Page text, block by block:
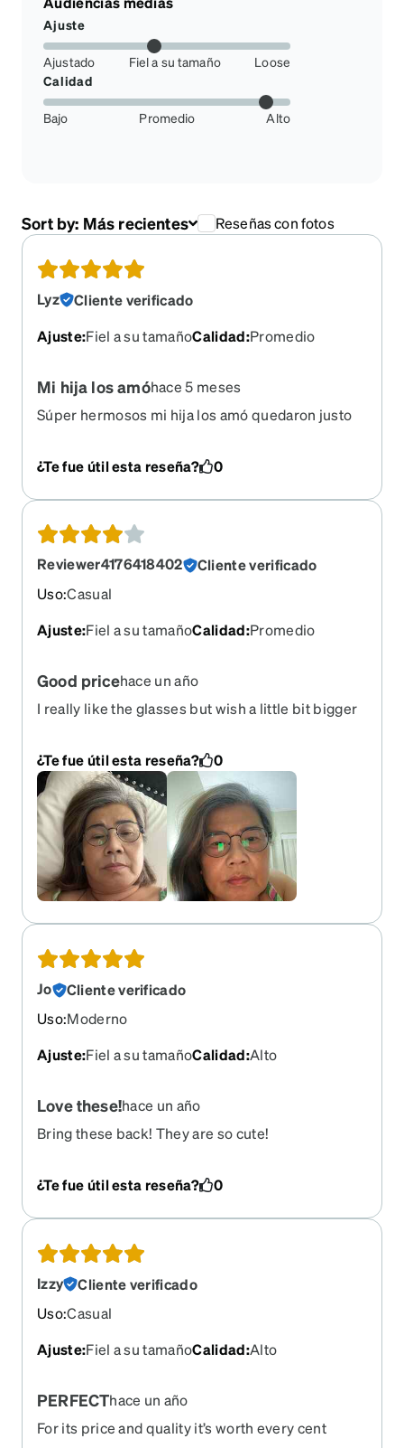
Ajuste
Ajustado Fiel a su tamaño
Loose
Calidad
Bajo Promedio Alto
Sort by: Más recientes Reseñas con fotos
Lyz
Cliente verificado
Ajuste:Fiel a su tamañoCalidad:Promedio
Mi hija los amóhace 5 meses
Súper hermosos mi hija los amó quedaron justo
¿Te fue útil esta reseña?
0
Reviewer4176418402
Cliente verificado
Uso:Casual
Ajuste:Fiel a su tamañoCalidad:Promedio
Good pricehace un año
I really like the glasses but wish a little bit bigger
and more affordable. Easy to order and shipping
fast.
¿Te fue útil esta reseña? 0
Jo
Cliente verificado
Uso:Moderno
Ajuste:Fiel a su tamañoCalidad:Alto
Love these!hace un año
Bring these back! They are so cute!
¿Te fue útil esta reseña? 0
Izzy
Cliente verificado
Uso:Casual
Ajuste:Fiel a su tamañoCalidad:Alto
PERFECThace un año
For its price and quality it’s worth every cent